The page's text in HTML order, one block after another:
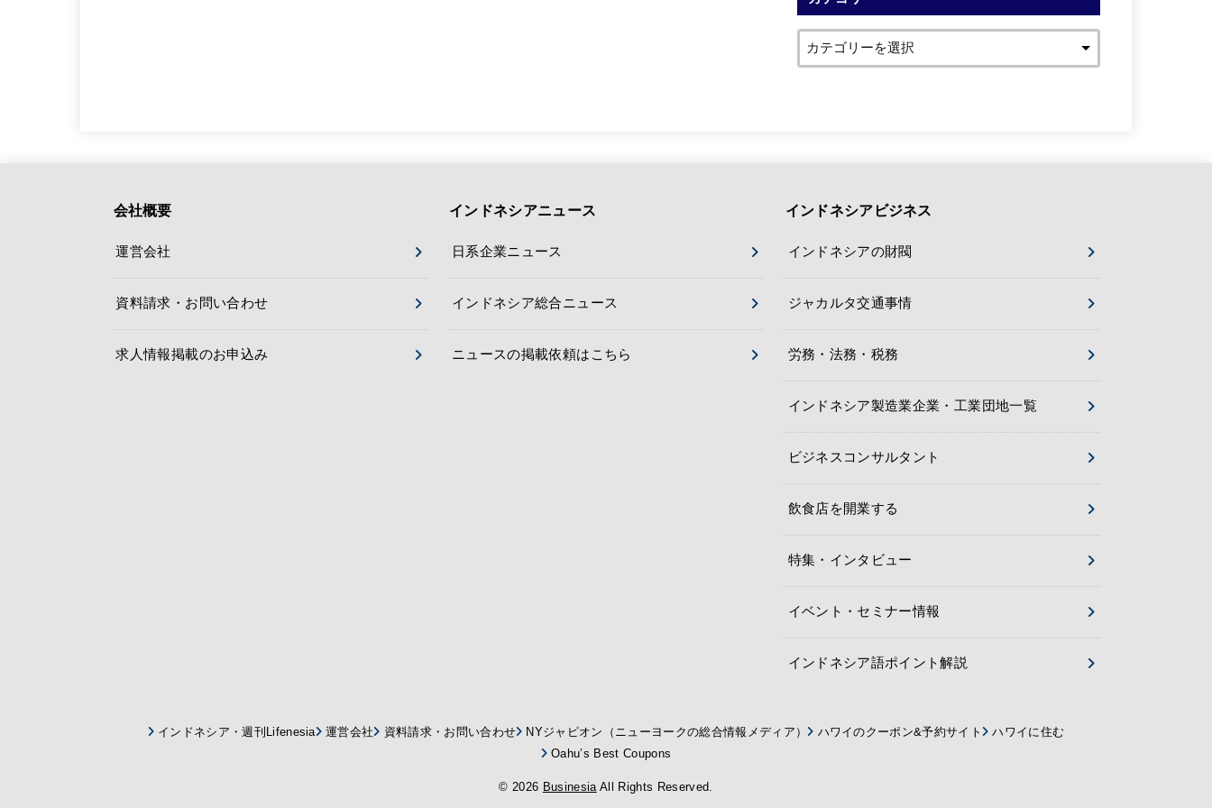
会社概要
運営会社
資料請求・お問い合わせ
求人情報掲載のお申込み
インドネシアニュース
日系企業ニュース
インドネシア総合ニュース
ニュースの掲載依頼はこちら
インドネシアビジネス
インドネシアの財閥
ジャカルタ交通事情
労務・法務・税務
インドネシア製造業企業・工業団地一覧
ビジネスコンサルタント
飲食店を開業する
特集・インタビュー
イベント・セミナー情報
インドネシア語ポイント解説
インドネシア・週刊Lifenesia 運営会社 資料請求・お問い合わせ NYジャピオン（ニューヨークの総合情報メディア） ハワイのクーポン&予約サイト
ハワイに住む
Oahu’s Best Coupons
© 2026 BusinesiaAll Rights Reserved.